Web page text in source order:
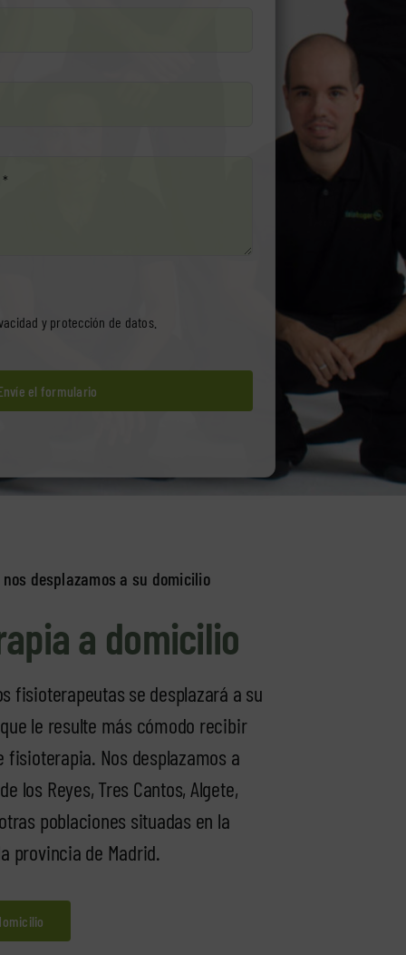
y protección de datos.
el formulario
desplazamos a su domicilio
a domicilio
fisioterapeutas se desplazará a su
le resulte más cómodo recibir
fisioterapia. Nos desplazamos a
los Reyes, Tres Cantos, Algete,
poblaciones situadas en la
provincia de Madrid.